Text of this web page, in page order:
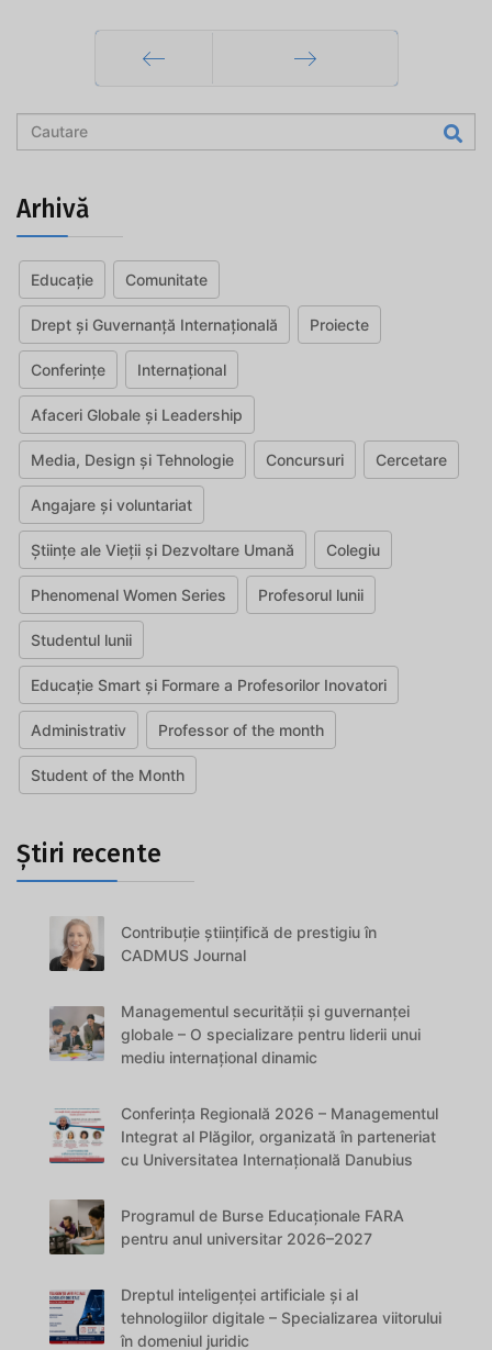
Prec Mai departe
Arhivă
Educație Comunitate
Drept și Guvernanță Internațională Proiecte
Conferințe Internațional
Afaceri Globale și Leadership
Media, Design și Tehnologie Concursuri Cercetare
Angajare și voluntariat
Științe ale Vieții și Dezvoltare Umană Colegiu
Phenomenal Women Series Profesorul lunii
Studentul lunii
Educație Smart și Formare a Profesorilor Inovatori
Administrativ Professor of the month
Student of the Month
Știri recente
Contribuție științifică de prestigiu în
CADMUS Journal
Managementul securității și guvernanței
globale – O specializare pentru liderii unui
mediu internațional dinamic
Conferința Regională 2026 – Managementul
Integrat al Plăgilor, organizată în parteneriat
cu Universitatea Internațională Danubius
Programul de Burse Educaționale FARA
pentru anul universitar 2026–2027
Dreptul inteligenței artificiale și al
tehnologiilor digitale – Specializarea viitorului
în domeniul juridic